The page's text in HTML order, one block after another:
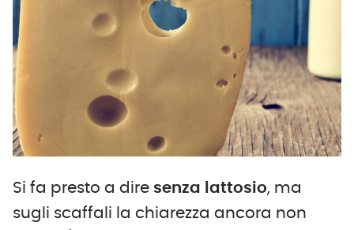
Si fa presto a dire senza lattosio, ma
sugli scaffali la chiarezza ancora non